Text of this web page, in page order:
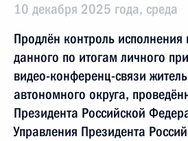
10 декабря 2025 года, среда
Продлён контроль исполнения
данного по итогам личного
видео-конференц-связи
автономного округа,
Президента Российской
Управления Президента